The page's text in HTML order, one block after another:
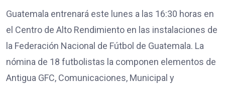
Guatemala entrenará este lunes a las 16:30 horas en
el Centro de Alto Rendimiento en las instalaciones de
la Federación Nacional de Fútbol de Guatemala. La
nómina de 18 futbolistas la componen elementos de
Antigua GFC, Comunicaciones, Municipal y